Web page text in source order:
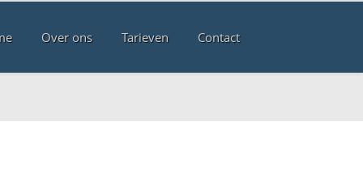
Over ons Tarieven Contact